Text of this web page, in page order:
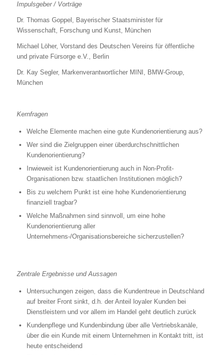
Impulsgeber / Vorträge
Dr. Thomas Goppel, Bayerischer Staatsminister für
Wissenschaft, Forschung und Kunst, München
Michael Löher, Vorstand des Deutschen Vereins für öffentliche
und private Fürsorge e.V., Berlin
Dr. Kay Segler, Markenverantwortlicher MINI, BMW-Group,
München
Kernfragen
Welche Elemente machen eine gute Kundenorientierung aus?
Wer sind die Zielgruppen einer überdurchschnittlichen
Kundenorientierung?
Inwieweit ist Kundenorientierung auch in Non-Profit-
Organisationen bzw. staatlichen Institutionen möglich?
Bis zu welchem Punkt ist eine hohe Kundenorientierung
finanziell tragbar?
Welche Maßnahmen sind sinnvoll, um eine hohe
Kundenorientierung aller
Unternehmens-/Organisationsbereiche sicherzustellen?
Zentrale Ergebnisse und Aussagen
Untersuchungen zeigen, dass die Kundentreue in Deutschland
auf breiter Front sinkt, d.h. der Anteil loyaler Kunden bei
Dienstleistern und vor allem im Handel geht deutlich zurück
Kundenpflege und Kundenbindung über alle Vertriebskanäle,
über die ein Kunde mit einem Unternehmen in Kontakt tritt, ist
heute entscheidend